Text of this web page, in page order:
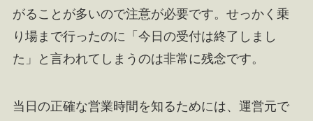
がることが多いので注意が必要です。せっかく乗
り場まで行ったのに「今日の受付は終了しまし
た」と言われてしまうのは非常に残念です。
当日の正確な営業時間を知るためには、運営元で